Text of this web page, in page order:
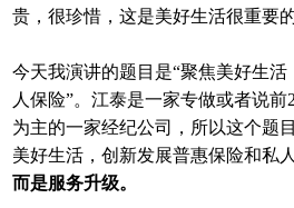
贵，很珍惜，这是美好生活很重要
今天我演讲的题目是“聚焦美好生
人保险”。江泰是一家专做或者说
为主的一家经纪公司，所以这个题
美好生活，创新发展普惠保险和私
而是服务升级。